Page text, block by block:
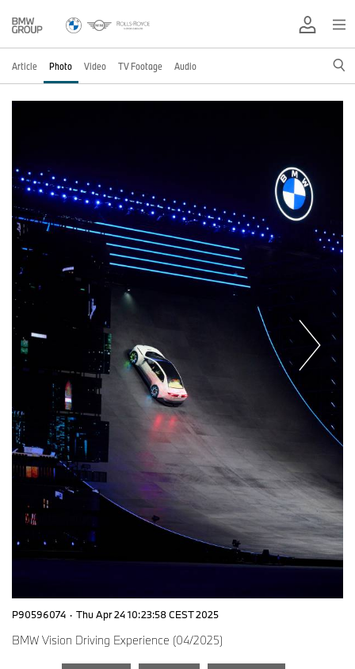
Article Photo Video TV Footage Audio
P90596074 · Thu Apr 24 10:23:58 CEST 2025
BMW Vision Driving Experience (04/2025)